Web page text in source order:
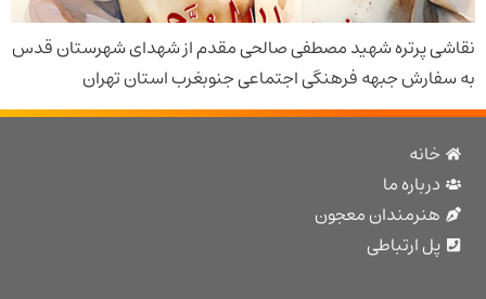
پرتره شهید مصطفی صالحی مقدم از شهدای شهرستان قدس
جبهه فرهنگی اجتماعی جنوبغرب استان تهران
ما
معجون
ارتباطی